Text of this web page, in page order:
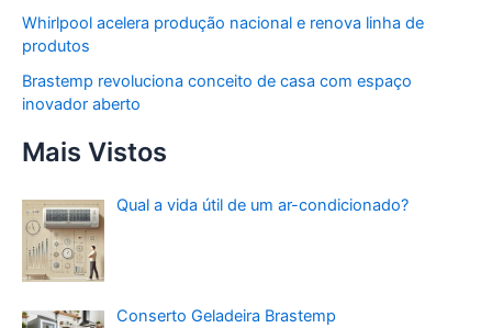
Whirlpool acelera produção nacional e renova linha de
produtos
Brastemp revoluciona conceito de casa com espaço
inovador aberto
Mais Vistos
Qual a vida útil de um ar-condicionado?
Conserto Geladeira Brastemp